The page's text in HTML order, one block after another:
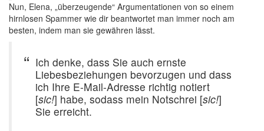
Nun, Elena, „überzeugende“ Argumentationen von so einem
hirnlosen Spammer wie dir beantwortet man immer noch am
besten, indem man sie gewähren lässt.
Ich denke, dass Sie auch ernste
Liebesbeziehungen bevorzugen und dass
ich Ihre E-Mail-Adresse richtig notiert
[sic!] habe, sodass mein Notschrei [sic!]
Sie erreicht.